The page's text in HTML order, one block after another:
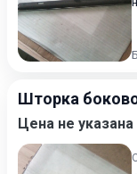
Шторка
Цена не указана